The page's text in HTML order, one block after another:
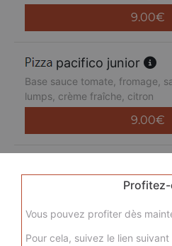
9.00€
pacifico junior
Base sauce tomate, fromage,
lumps, crème fraîche, citron
9.00€
Base sauce tomate, fromage,
Vous pouvez profiter dès
Pour cela, suivez le lien suivant